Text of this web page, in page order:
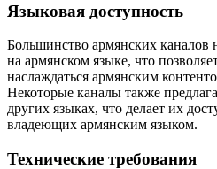
Языковая доступность
Большинство армянских каналов
на армянском языке, что
наслаждаться армянским
Некоторые каналы также
других языках, что делает их
владеющих армянским языком.
Технические требования